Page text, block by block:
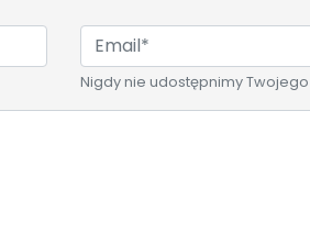
Nigdy nie udostępnimy